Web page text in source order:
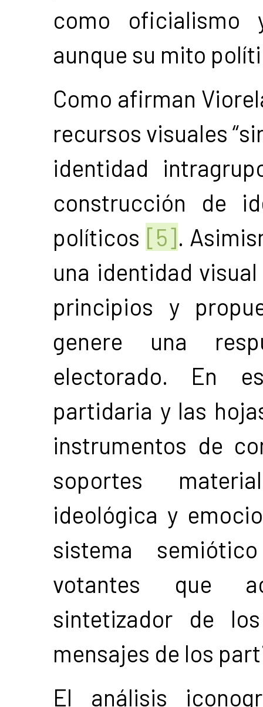
como oficialismo
aunque su mito
Como afirman
recursos visuales
identidad
construcción de
políticos [5].
una identidad
principios y
genere una
electorado. En
partidaria y las
instrumentos de
soportes
ideológica y
sistema
votantes que
sintetizador de
mensajes de los
El análisis